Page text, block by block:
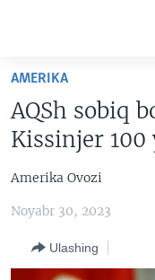
Boshiga
Qidiruvga
o'ting
AMERIKA
MULTIMEDIA
AMERIKA
AQSh sobiq
Kissinjer
Amerika Ovozi
Noyabr 30, 2023
Ulashing